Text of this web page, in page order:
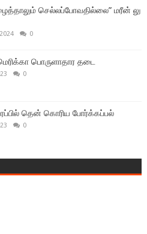
செல்லப்போவதில்லை” மரீன் லு
0
பொருளாதார தடை
0
தென் கொரிய போர்க்கப்பல்
0